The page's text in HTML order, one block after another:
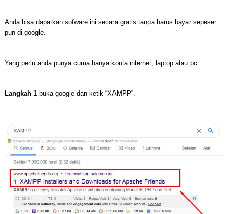
Anda bisa dapatkan sofware ini secara gratis tanpa harus bayar sepeser
pun di google.
Yang perlu anda punya cuma hanya kouta internet, laptop atau pc.
Langkah 1buka google dan ketik “XAMPP”.